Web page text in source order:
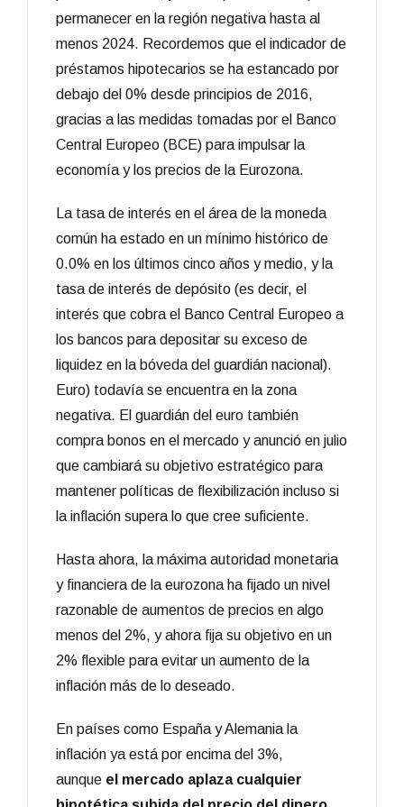
permanecer en la región negativa hasta al
menos 2024. Recordemos que el indicador de
préstamos hipotecarios se ha estancado por
debajo del 0% desde principios de 2016,
gracias a las medidas tomadas por el Banco
Central Europeo (BCE) para impulsar la
economía y los precios de la Eurozona.
La tasa de interés en el área de la moneda
común ha estado en un mínimo histórico de
0.0% en los últimos cinco años y medio, y la
tasa de interés de depósito (es decir, el
interés que cobra el Banco Central Europeo a
los bancos para depositar su exceso de
liquidez en la bóveda del guardián nacional).
Euro) todavía se encuentra en la zona
negativa. El guardián del euro también
compra bonos en el mercado y anunció en julio
que cambiará su objetivo estratégico para
mantener políticas de flexibilización incluso si
la inflación supera lo que cree suficiente.
Hasta ahora, la máxima autoridad monetaria
y financiera de la eurozona ha fijado un nivel
razonable de aumentos de precios en algo
menos del 2%, y ahora fija su objetivo en un
2% flexible para evitar un aumento de la
inflación más de lo deseado.
En países como España y Alemania la
inflación ya está por encima del 3%,
aunque el mercado aplaza cualquier